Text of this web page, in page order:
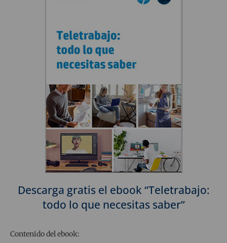
Descarga gratis el ebook “Teletrabajo:
todo lo que necesitas saber”
Contenido del ebook: